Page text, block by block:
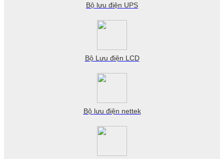
Bộ lưu điện UPS
Bộ Lưu điện LCD
Bộ lưu điện nettek